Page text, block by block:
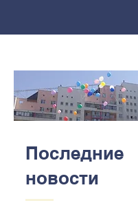
Последние
новости